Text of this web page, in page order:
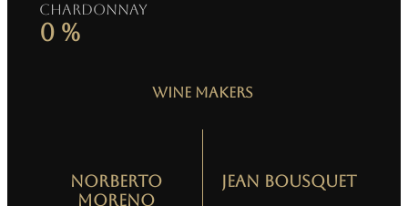
Chardonnay
0 %
Wine Makers
Norberto
Moreno
Jean Bousquet